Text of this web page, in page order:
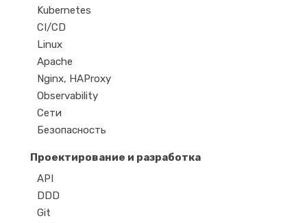
Kubernetes
CI/CD
Linux
Apache
Nginx, HAProxy
Observability
Сети
Безопасность
Проектирование и разработка
API
DDD
Git